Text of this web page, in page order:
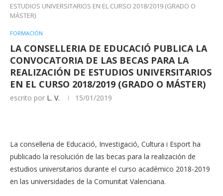
ESTUDIOS UNIVERSITARIOS EN EL CURSO 2018/2019 (GRADO O
MÁSTER)
FORMACIÓN
LA CONSELLERIA DE EDUCACIÓ PUBLICA LA
CONVOCATORIA DE LAS BECAS PARA LA
REALIZACIÓN DE ESTUDIOS UNIVERSITARIOS
EN EL CURSO 2018/2019 (GRADO O MÁSTER)
escrito por L. V. 15/01/2019
La conselleria de Educació, Investigació, Cultura i Esport ha
publicado la resolución de las becas para la realización de
estudios universitarios durante el curso académico 2018-2019
en las universidades de la Comunitat Valenciana.